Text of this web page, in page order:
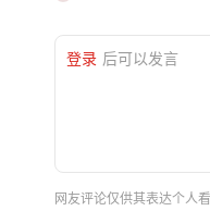
登录 后可以发言
网友评论仅供其表达个人